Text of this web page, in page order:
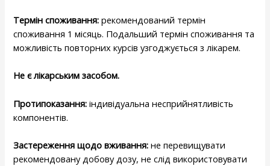
Термін споживання: рекомендований термін
споживання 1 місяць. Подальший термін споживання та
можливість повторних курсів узгоджується з лікарем.
Не є лікарським засобом.
Протипоказання: індивідуальна несприйнятливість
компонентів.
Застереження щодо вживання: не перевищувати
рекомендовану добову дозу, не слід використовувати